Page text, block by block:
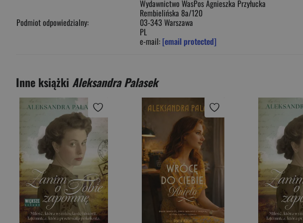
Podmiot odpowiedzialny:
Wydawnictwo WasPos Agnieszka Przyłucka
Rembielińska 8a/120
03-343 Warszawa
PL
e-mail: [email protected]
Inne książki Aleksandra Palasek